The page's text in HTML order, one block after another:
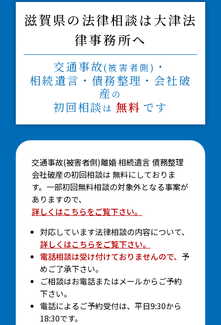
滋賀県の法律相談は大津法
律事務所へ
交通事故(被害者側) ・
相続遺言・債務整理・会社破
産の
初回相談 は 無料 です
交通事故(被害者側)離婚 相続遺言 債務整理
会社破産の初回相談は 無料にしておりま
す。一部初回無料相談の対象外となる事案が
ありますので、
詳しくはこちらをご覧下さい。
対応しています法律相談の内容について、
詳しくはこちらをご覧下さい。
電話相談は受け付けておりませんので、 予
めご了承下さい。
ご相談はお電話またはメールからご予約
下さい。
電話によるご予約受付は、平日9:30から
18:30です。